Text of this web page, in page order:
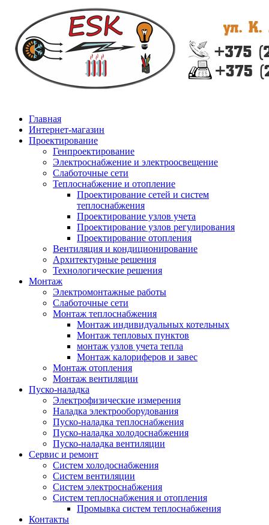
Главная
Интернет-магазин
Проектирование
Генпроектирование
Электроснабжение и электроосвещение
Слаботочные сети
Теплоснабжение и отопление
Проектирование сетей и систем
теплоснабжения
Проектирование узлов учета
Проектирование узлов регулирования
Проектирование отопления
Вентиляция и кондиционирование
Архитектурные решения
Технологические решения
Монтаж
Электромонтажные работы
Слаботочные сети
Монтаж теплоснабжения
Монтаж индивидуальных котельных
Монтаж тепловых пунктов
монтаж узлов учета тепла
Монтаж калориферов и завес
Монтаж отопления
Монтаж вентиляции
Пуско-наладка
Электрофизические измерения
Наладка электрооборудования
Пуско-наладка теплоснабжения
Пуско-наладка холодоснабжения
Пуско-наладка вентиляции
Сервис и ремонт
Систем холодоснабжения
Систем вентиляции
Систем электроснабжения
Систем теплоснабжения и отопления
Промывка систем теплоснабжения
Контакты